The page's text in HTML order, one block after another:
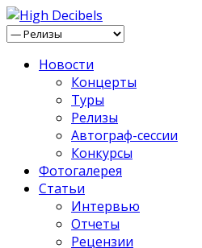
Новости
Концерты
Туры
Релизы
Автограф-сессии
Конкурсы
Фотогалерея
Статьи
Интервью
Отчеты
Рецензии